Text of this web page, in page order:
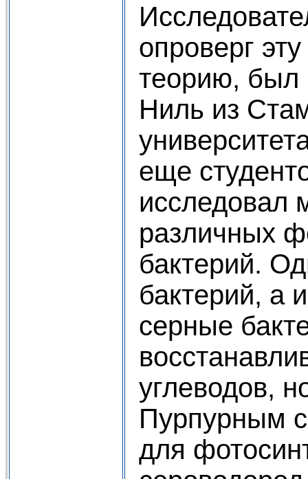
опроверг
теорию, был
Ниль из
еще
исследовал
различных
бактерий.
бактерий, а
серные
углеводов,
Пурпурным
для